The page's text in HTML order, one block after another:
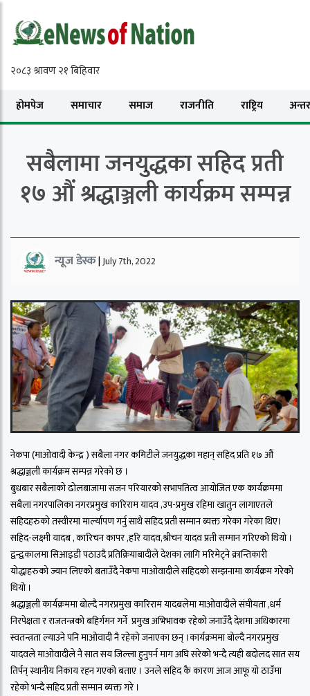
होमपेज समाचार समाज राजनीति राष्ट्रिय
सबैलामा जनयुद्धका सहिद प्रती
१७ औं श्रद्धाञ्जली कार्यक्रम सम्पन्न
न्यूज डेस्क|July 7th, 2022
नेकपा (माओवादी केन्द्र ) सबैला नगर कमिटीले जनयुद्धका महान् सहिद प्रति १७ औं
श्रद्धाञ्जली कार्यक्रम सम्पन्न गरेको छ ।
बुधबार सबैलाको ढोलबाजामा सजन परियारको सभापतित्व आयोजित एक कार्यक्रममा
सबैला नगरपालिका नगरप्रमुख कारिराम यादव ,उप-प्रमुख रहिमा खातुन लागाएतले
सहिदहरुको तस्वीरमा मार्ल्यापण गर्नु साथै सहिद प्रती सम्मान ब्यक्त गरेका गरेका थिए।
सहिद-लक्ष्मी यादब , कारिचन कापर ,हरि यादव,श्रीचन यादव प्रती सम्मान गरिएको थियो ।
द्वन्द्वकालमा सिआइडी पठाउदै प्रतिक्रियाबादीले देशका लागि मरिमेट्ने क्रान्तिकारी
योद्धाहरुको ज्यान लिएको बताउँदै नेकपा माओवादीले सहिदको सम्झनामा कार्यक्रम गरेको
थियो ।
श्रद्धाञ्जली कार्यक्रममा बोल्दै नगरप्रमुख कारिराम यादबलेमा माओवादीले संघीयता ,धर्म
निरपेक्षता र राजतन्त्रको बहिर्गमन गर्ने प्रमुख अभिभावक रहेको जनाउँदै देशमा अधिकारमा
स्वतन्त्रता ल्याउने पनि माओवादी नै रहेको जनाएका छन् ।कार्यक्रममा बोल्दै नगरप्रमुख
यादवले माओवादीले नै सात सय जिल्ला हुनुपर्न माग अघि सरेको भन्दै त्यही बदोलद सात सय
तिर्पन् स्थानीय निकाय रहन गएको बताए । उनले सहिद कै कारण आज आफू यो ठाउँमा
रहेको भन्दै सहिद प्रती सम्मान ब्यक्त गरे ।